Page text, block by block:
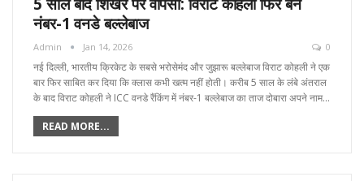
नंबर-1 वनडे बल्लेबाज
Admin Jan 14, 2026 0
नई दिल्ली, भारतीय क्रिकेट के सबसे भरोसेमंद और जुझारू बल्लेबाज विराट कोहली ने एक
बार फिर साबित कर दिया कि क्लास कभी खत्म नहीं होती। करीब 5 साल के लंबे अंतराल
के बाद विराट कोहली ने ICC वनडे रैंकिंग में नंबर-1 बल्लेबाज का ताज दोबारा अपने नाम…
READ MORE...